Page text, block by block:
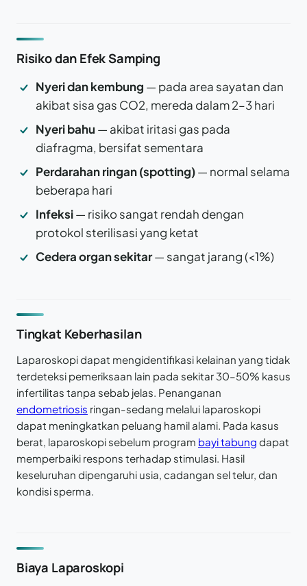
Risiko dan Efek Samping
Nyeri dan kembung — pada area sayatan dan
akibat sisa gas CO2, mereda dalam 2–3 hari
Nyeri bahu — akibat iritasi gas pada
diafragma, bersifat sementara
Perdarahan ringan (spotting)— normal selama
beberapa hari
Infeksi— risiko sangat rendah dengan
protokol sterilisasi yang ketat
Cedera organ sekitar— sangat jarang (<1%)
Tingkat Keberhasilan
Laparoskopi dapat mengidentifikasi kelainan yang tidak
terdeteksi pemeriksaan lain pada sekitar 30–50% kasus
infertilitas tanpa sebab jelas. Penanganan
endometriosis ringan-sedang melalui laparoskopi
dapat meningkatkan peluang hamil alami. Pada kasus
berat, laparoskopi sebelum program bayi tabung dapat
memperbaiki respons terhadap stimulasi. Hasil
keseluruhan dipengaruhi usia, cadangan sel telur, dan
kondisi sperma.
Biaya Laparoskopi